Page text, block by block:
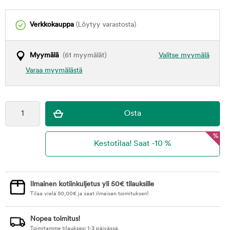
Verkkokauppa (Löytyy varastosta)
Valitse myymälä
Myymälä (61 myymälät)
Varaa myymälästä
%
Ilmainen kotiinkuljetus yli 50€ tilauksille
Tilaa vielä 50,00€ ja saat ilmaisen toimituksen!
Nopea toimitus!
Toimitamme tilauksesi 1-3 päivässä.